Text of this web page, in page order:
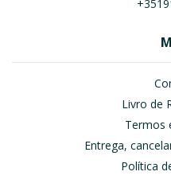
Livro de
Termos
Entrega,
Política